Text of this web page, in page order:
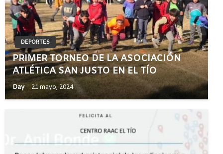
DEPORTES
PRIMER TORNEO DE LA ASOCIACIÓN
ATLÉTICA SAN JUSTO EN EL TÍO
Day 21 mayo, 2024